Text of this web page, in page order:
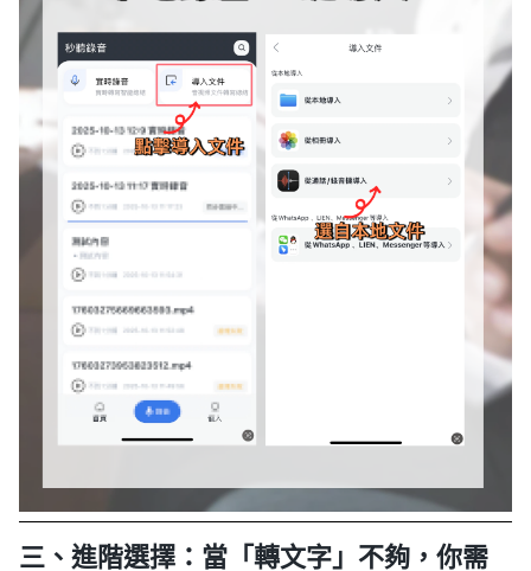
三、進階選擇：當「轉文字」不夠，你需